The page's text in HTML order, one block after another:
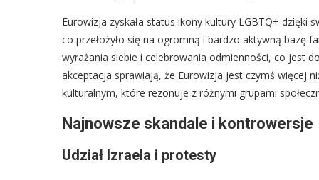
Eurowizja zyskała status ikony kultury LGBTQ+
co przełożyło się na ogromną i bardzo aktywną bazę
wyrażania siebie i celebrowania odmienności, co jest
akceptacja sprawiają, że Eurowizja jest czymś więcej
kulturalnym, które rezonuje z różnymi grupami
Najnowsze skandale i kontrowersje
Udział Izraela i protesty